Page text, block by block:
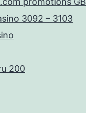
3092 – 3103
200